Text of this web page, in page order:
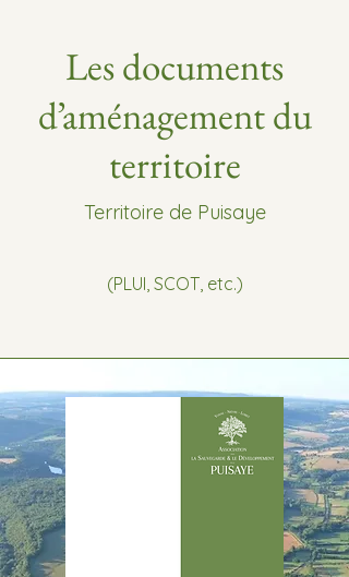
Les documents
d’aménagement du
territoire
Territoire de Puisaye
(PLUI, SCOT, etc.)